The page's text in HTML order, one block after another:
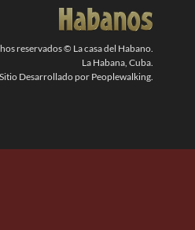
reservados © La casa del Habano.
La Habana, Cuba.
Sitio Desarrollado por Peoplewalking.